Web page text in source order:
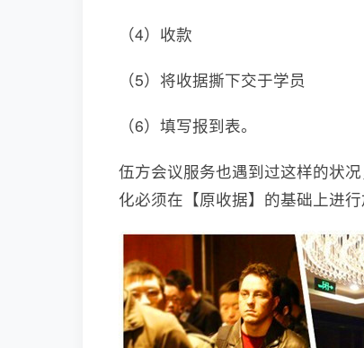
（4）收款
（5）将收据撕下交于学员
（6）填写报到表。
伍方会议服务也遇到过这样的状
化必须在【原收据】的基础上进